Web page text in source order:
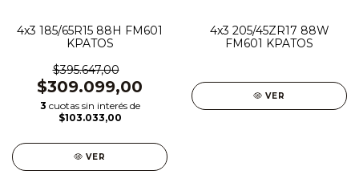
4x3 185/65R15 88H FM601
KPATOS
$395.647,00
$309.099,00
3 cuotas sin interés de
$103.033,00
VER
4x3 205/45ZR17 88W
FM601 KPATOS
VER